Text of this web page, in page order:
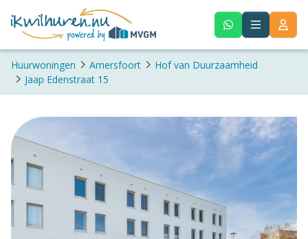
Huurwoningen Amersfoort
Hof van Duurzaamheid
Jaap Edenstraat 15